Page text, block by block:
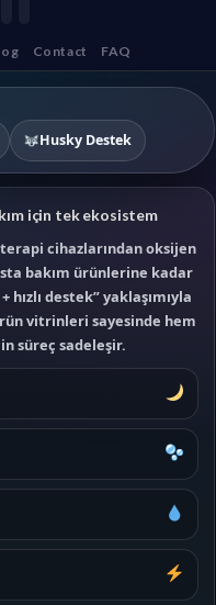
Contact FAQ
Husky Destek
için tek ekosistem
cihazlarından oksijen
bakım ürünlerine kadar
destek” yaklaşımıyla
vitrinleri sayesinde hem
süreç sadeleşir.